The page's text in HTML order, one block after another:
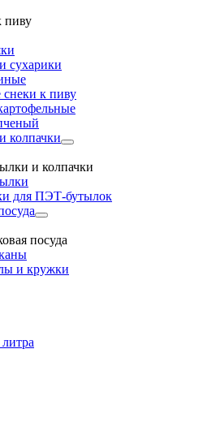
пиву
сухарики
к пиву
колпачки
и колпачки
для ПЭТ-бутылок
посуда
и кружки